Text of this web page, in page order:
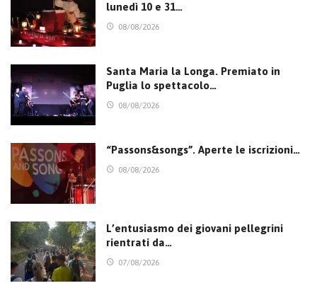
lunedì 10 e 31…
08/08/2026
Santa Maria la Longa. Premiato in
Puglia lo spettacolo…
08/08/2026
“Passons&songs”. Aperte le iscrizioni…
08/08/2026
L’entusiasmo dei giovani pellegrini
rientrati da…
07/08/2026